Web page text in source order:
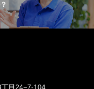
目24−7-104